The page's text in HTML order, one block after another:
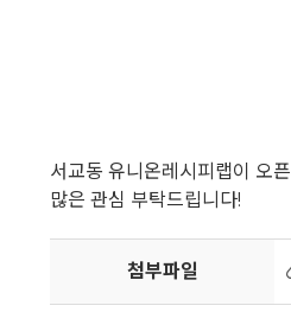
서교동 유니온레시피랩이 오
많은 관심 부탁드립니다!
첨부파일